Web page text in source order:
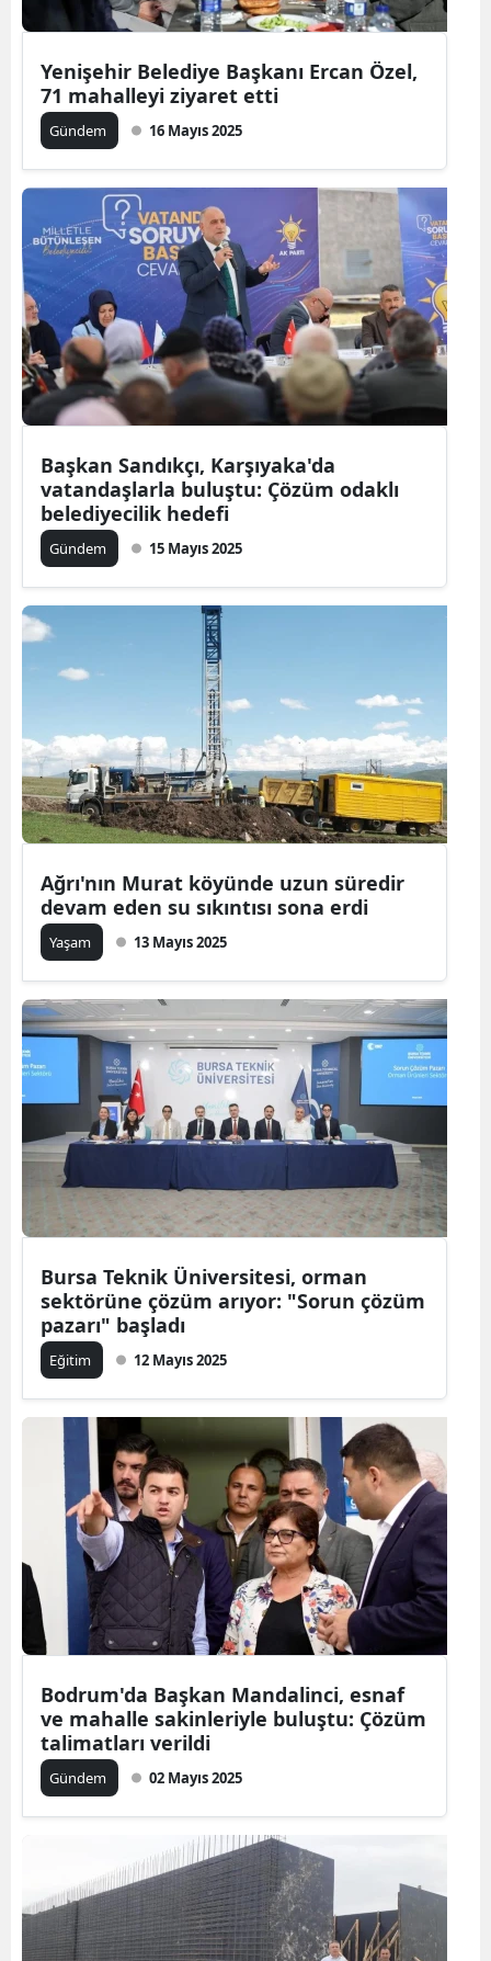
Yenişehir Belediye Başkanı Ercan Özel,
71 mahalleyi ziyaret etti
Gündem 16 Mayıs 2025
Başkan Sandıkçı, Karşıyaka'da
vatandaşlarla buluştu: Çözüm odaklı
belediyecilik hedefi
Gündem 15 Mayıs 2025
Ağrı'nın Murat köyünde uzun süredir
devam eden su sıkıntısı sona erdi
Yaşam 13 Mayıs 2025
Bursa Teknik Üniversitesi, orman
sektörüne çözüm arıyor: "Sorun çözüm
pazarı" başladı
Eğitim 12 Mayıs 2025
Bodrum'da Başkan Mandalinci, esnaf
ve mahalle sakinleriyle buluştu: Çözüm
talimatları verildi
Gündem 02 Mayıs 2025